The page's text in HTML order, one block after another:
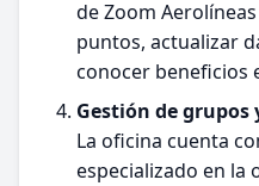
de Zoom
puntos, actualizar
conocer beneficios
Gestión de
La oficina cuenta
especializado en la